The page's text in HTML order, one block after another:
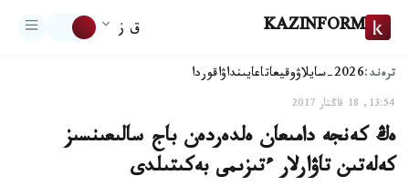
KAZINFORM ق ز
ترەند:2026-سايلاۋ وقيعاتاعايىنداۋاقوردا
13:54, 18 قاڭتار 2017
ەڭ كەنجە دامىعان ەلدەردەن باج سالىعىنسىز
كەلەتىن تاۋارلار ءتىزىمى بەكىتىلدى